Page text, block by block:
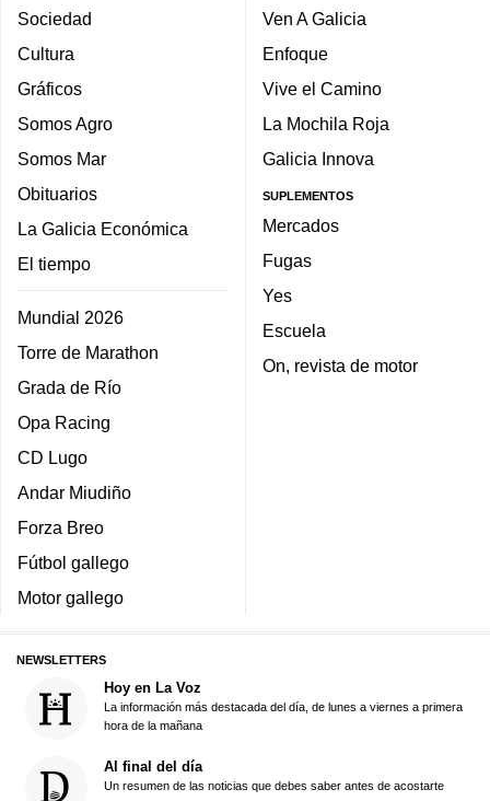
Sociedad
Cultura
Gráficos
Somos Agro
Somos Mar
Obituarios
La Galicia Económica
El tiempo
Mundial 2026
Torre de Marathon
Grada de Río
Opa Racing
CD Lugo
Andar Miudiño
Forza Breo
Fútbol gallego
Motor gallego
Ven A Galicia
Enfoque
Vive el Camino
La Mochila Roja
Galicia Innova
SUPLEMENTOS
Mercados
Fugas
Yes
Escuela
On, revista de motor
NEWSLETTERS
Hoy en La Voz
La información más destacada del día, de lunes a viernes a primera
hora de la mañana
Al final del día
Un resumen de las noticias que debes saber antes de acostarte